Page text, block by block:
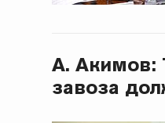
А. Акимов:
завоза